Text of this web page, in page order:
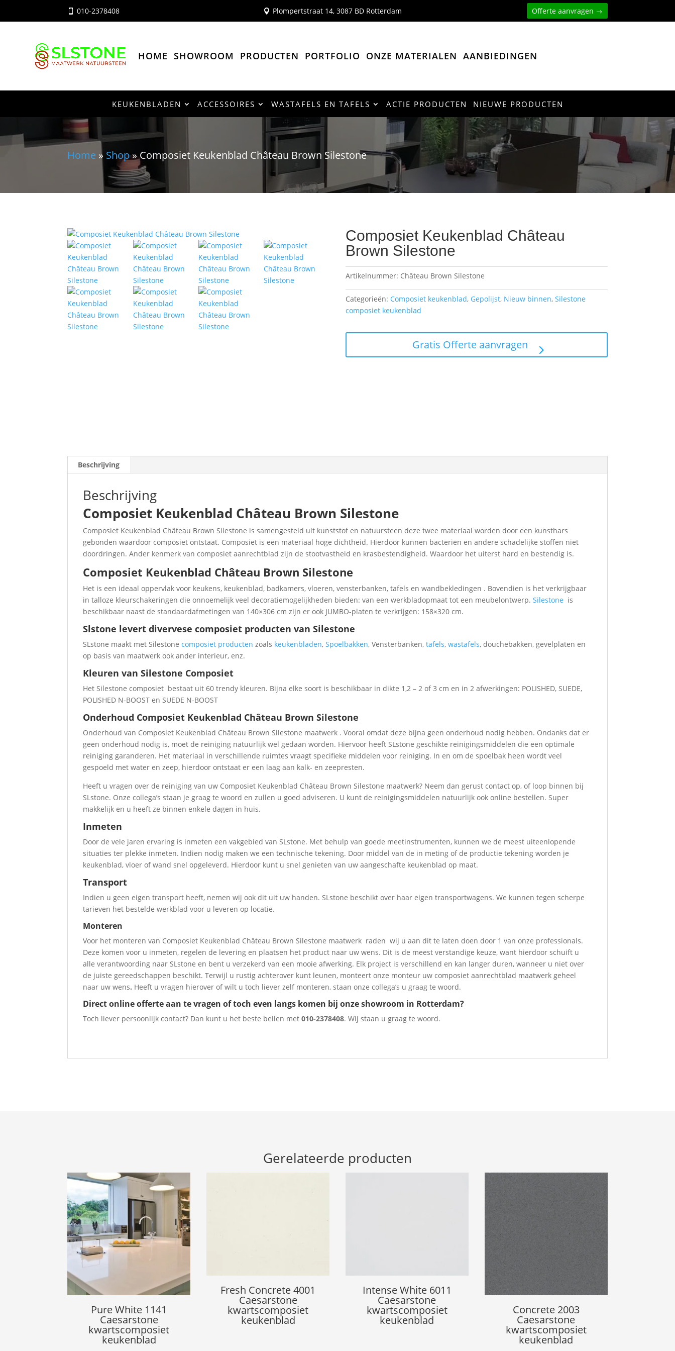
 010-2378408  Plompertstraat 14, 3087 BD Rotterdam Offerte aanvragen
HOME SHOWROOM PRODUCTEN PORTFOLIO ONZE MATERIALEN AANBIEDINGEN
KEUKENBLADEN ACCESSOIRES WASTAFELS EN TAFELS ACTIE PRODUCTEN NIEUWE PRODUCTEN
Home » Shop»Composiet Keukenblad Château Brown Silestone
Composiet Keukenblad Château
Brown Silestone
Artikelnummer: Château Brown Silestone
Categorieën: Composiet keukenblad, Gepolijst, Nieuw binnen,Silestone
composiet keukenblad
Gratis Offerte aanvragen
Beschrijving
Beschrijving
Composiet Keukenblad Château Brown Silestone
Composiet Keukenblad Château Brown Silestone is samengesteld uit kunststof en natuursteen deze twee materiaal worden door een kunsthars
gebonden waardoor composiet ontstaat. Composiet is een materiaal hoge dichtheid. Hierdoor kunnen bacteriën en andere schadelijke stoffen niet
doordringen. Ander kenmerk van composiet aanrechtblad zijn de stootvastheid en krasbestendigheid. Waardoor het uiterst hard en bestendig is.
Composiet Keukenblad Château Brown Silestone
Het is een ideaal oppervlak voor keukens, keukenblad, badkamers, vloeren, vensterbanken, tafels en wandbekledingen . Bovendien is het verkrijgbaar
in talloze kleurschakeringen die onnoemelijk veel decoratiemogelijkheden bieden: van een werkbladopmaat tot een meubelontwerp.Silestone is
beschikbaar naast de standaardafmetingen van 140×306 cm zijn er ook JUMBO-platen te verkrijgen: 158×320 cm.
Slstone levert divervese composiet producten van Silestone
SLstone maakt met Silestonecomposiet producten zoals keukenbladen,Spoelbakken, Vensterbanken,tafels, wastafels, douchebakken, gevelplaten en
op basis van maatwerk ook ander interieur, enz.
Kleuren van Silestone Composiet
Het Silestone composiet bestaat uit 60 trendy kleuren. Bijna elke soort is beschikbaar in dikte 1,2 – 2 of 3 cm en in 2 afwerkingen: POLISHED, SUEDE,
POLISHED N-BOOST en SUEDE N-BOOST
Onderhoud Composiet Keukenblad Château Brown Silestone
Onderhoud van Composiet Keukenblad Château Brown Silestone maatwerk . Vooral omdat deze bijna geen onderhoud nodig hebben. Ondanks dat er
geen onderhoud nodig is, moet de reiniging natuurlijk wel gedaan worden. Hiervoor heeft SLstone geschikte reinigingsmiddelen die een optimale
reiniging garanderen. Het materiaal in verschillende ruimtes vraagt specifieke middelen voor reiniging. In en om de spoelbak heen wordt veel
gespoeld met water en zeep, hierdoor ontstaat er een laag aan kalk- en zeepresten.
Heeft u vragen over de reiniging van uw Composiet Keukenblad Château Brown Silestone maatwerk? Neem dan gerust contact op, of loop binnen bij
SLstone. Onze collega’s staan je graag te woord en zullen u goed adviseren. U kunt de reinigingsmiddelen natuurlijk ook online bestellen. Super
makkelijk en u heeft ze binnen enkele dagen in huis.
Inmeten
Door de vele jaren ervaring is inmeten een vakgebied van SLstone. Met behulp van goede meetinstrumenten, kunnen we de meest uiteenlopende
situaties ter plekke inmeten. Indien nodig maken we een technische tekening. Door middel van de in meting of de productie tekening worden je
keukenblad, vloer of wand snel opgeleverd. Hierdoor kunt u snel genieten van uw aangeschafte keukenblad op maat.
Transport
Indien u geen eigen transport heeft, nemen wij ook dit uit uw handen. SLstone beschikt over haar eigen transportwagens. We kunnen tegen scherpe
tarieven het bestelde werkblad voor u leveren op locatie.
Monteren
Voor het monteren van Composiet Keukenblad Château Brown Silestone maatwerk raden wij u aan dit te laten doen door 1 van onze professionals.
Deze komen voor u inmeten, regelen de levering en plaatsen het product naar uw wens. Dit is de meest verstandige keuze, want hierdoor schuift u
alle verantwoording naar SLstone en bent u verzekerd van een mooie afwerking. Elk project is verschillend en kan langer duren, wanneer u niet over
de juiste gereedschappen beschikt. Terwijl u rustig achterover kunt leunen, monteert onze monteur uw composiet aanrechtblad maatwerk geheel
naar uw wens. Heeft u vragen hierover of wilt u toch liever zelf monteren, staan onze collega’s u graag te woord.
Direct onlineofferteaan te vragen of toch even langs komen bij onze showroom in Rotterdam?
Toch liever persoonlijk contact? Dan kunt u het beste bellen met010-2378408. Wij staan u graag te woord.
Gerelateerde producten
Pure White 1141
Caesarstone
kwartscomposiet
keukenblad
Fresh Concrete 4001
Caesarstone
kwartscomposiet
keukenblad
Intense White 6011
Caesarstone
kwartscomposiet
keukenblad
Concrete 2003
Caesarstone
kwartscomposiet
keukenblad